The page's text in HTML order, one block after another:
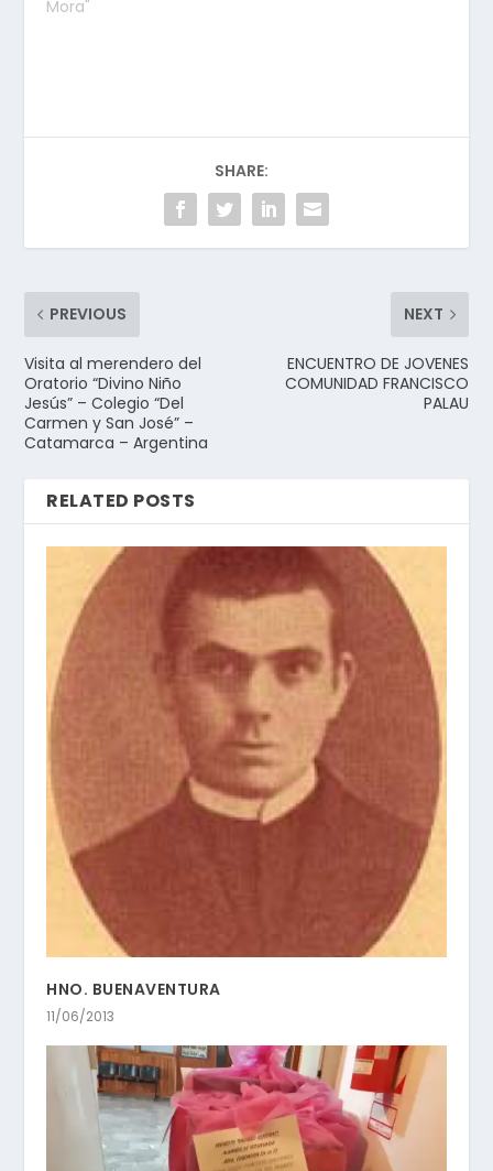
Mora"
SHARE:
PREVIOUS
Visita al merendero del
Oratorio “Divino Niño
Jesús” – Colegio “Del
Carmen y San José” –
Catamarca – Argentina
NEXT
ENCUENTRO DE JOVENES
COMUNIDAD FRANCISCO
PALAU
RELATED POSTS
HNO. BUENAVENTURA
11/06/2013